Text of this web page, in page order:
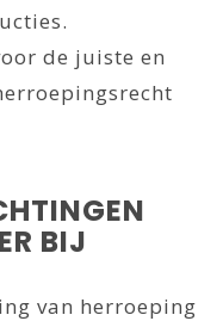
de juiste en
BIJ
van herroeping